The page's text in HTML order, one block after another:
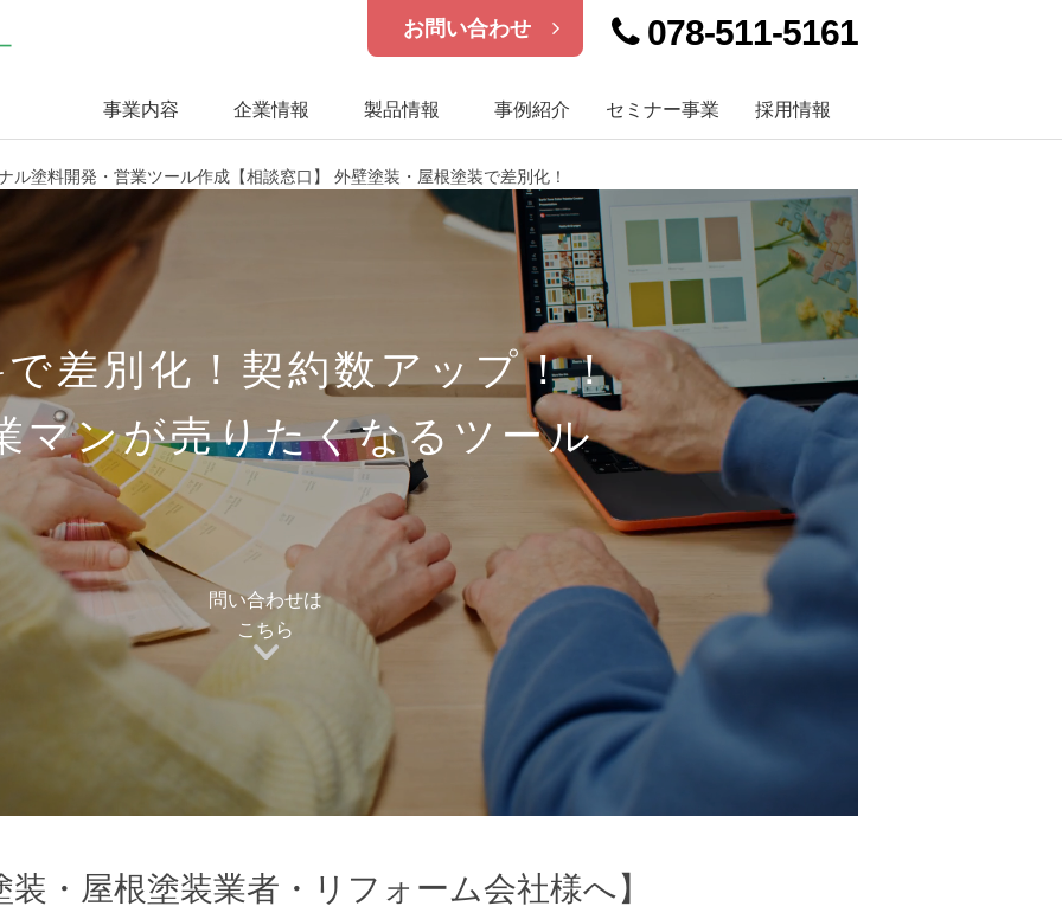
お問い合わせ 078-511-5161
事業内容 企業情報 製品情報 事例紹介 セミナー事業 採用情報
ル塗料開発・営業ツール作成【相談窓口】 外壁塗装・屋根塗装で差別化！
差別化！契約数アップ！！
マンが売りたくなるツール
問い合わせは
こちら
装・屋根塗装業者・リフォーム会社様へ】